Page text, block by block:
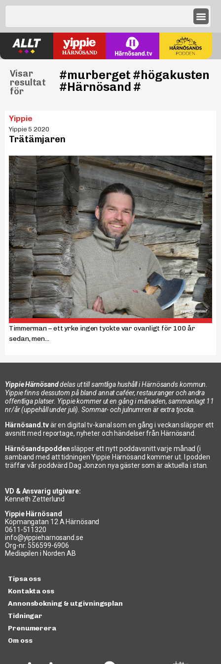
Visar
resultat
för
#murberget #högakusten
#Härnösand #
Yippie
Yippie 5 2020
Trätämjaren
Timmerman – ett yrke ingen tyckte var ovanligt för 100 år
sedan, men...
Yippie Härnösanddelas ut till samtliga hushåll i Härnösands kommun.
Yippie finns dessutom på bland annat caféer, restauranger och andra
offentliga platser. Yippie kommer ut en gång i månaden, sammanlagt 11
nr/år (uppehåll under juli). Sommar- och julnumren är extra tjocka.
Härnösand.tvär en digital tv-kanal som en gång i veckan släpper ett
avsnitt med reportage, nyheter och händelser från Härnösand.
Härnösandspoddensläpper ett nytt poddavsnitt varje månad (i
samband med att tidningen Yippie Härnösand kommer ut. I podden
träffar vår poddvärd Dag Jonzon nya gäster som är aktuella i stan.
VD & Ansvarig utgivare:
Kenneth Zetterlund
Yippie Härnösand
Köpmangatan 12 A Härnösand
0611-511320
info@yippieharnosand.se
Org-nr: 556599-6906
Mediapilen i Norden AB
Tipsa oss
Kontakta oss
Annonsbokning & utgivningsplan
Tidningar
Prenumerera
Om oss